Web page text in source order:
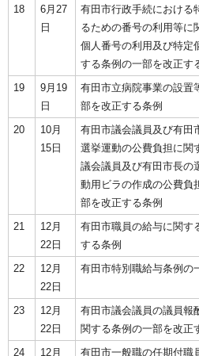
18
6月27
日
有田市行政手続における
るための番号の利用等に
個人番号の利用及び特定
する条例の一部を改正す
19
9月19
日
有田市立病院事業の設置
部を改正する条例
20
10月
15日
有田市議会議員及び有田
選挙運動の公費負担に関
議会議員及び有田市長の
動用ビラの作成の公費負
部を改正する条例
21
12月
22日
有田市職員の給与に関す
する条例
22
12月
22日
有田市特別職給与条例の
23
12月
22日
有田市議会議員の議員報
関する条例の一部を改正
24
12月
有田市一般職の任期付職